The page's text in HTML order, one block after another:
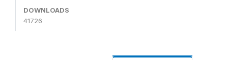
DOWNLOADS
41726